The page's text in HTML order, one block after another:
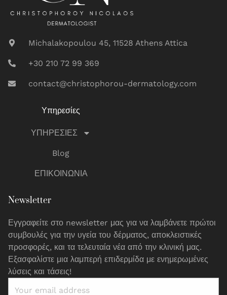
Michalakopoulou 45, 11528 Athens Attica
+30 210 72 99 369
contact@christophorou-dermatology.com
Υπηρεσίες
ΥΠΗΡΕΣΙΕΣ
Blog
ΕΠΙΚΟΙΝΩΝΙΑ
Newsletter
Εγγραφείτε στο newsletter μας για να λαμβάνετε πρώτοι
συμβουλές για την υγεία του δέρματος, αποκλειστικές
προσφορές, και τα τελευταία νέα από την κλινική μας.
Εξασφαλίστε μια λαμπερή επιδερμίδα με ενημερωμένες
λύσεις και τάσεις!